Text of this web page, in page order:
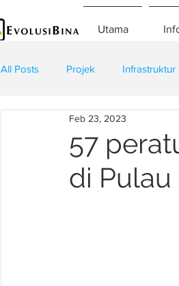
Utama
All Posts Projek Infrastruktur
Teknologi Kontraktor
57
di Pulau
Feb 23, 2023